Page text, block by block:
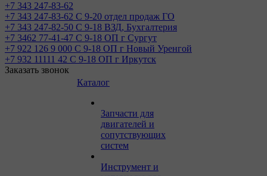
+7 343 247-83-62
+7 343 247-83-62 С 9-20 отдел продаж ГО
+7 343 247-82-50 С 9-18 ВЗД, Бухгалтерия
+7 3462 77-41-47 С 9-18 ОП г Сургут
+7 922 126 9 000 С 9-18 ОП г Новый Уренгой
+7 932 11111 42 С 9-18 ОП г Иркутск
Заказать звонок
Каталог
Запчасти для
двигателей и
сопутствующих
систем
Инструмент и